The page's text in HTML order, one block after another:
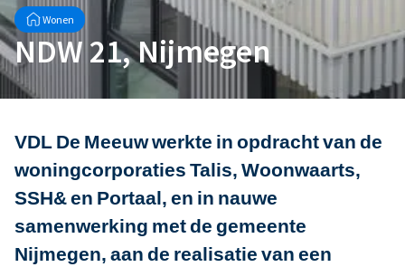
Wonen
NDW 21, Nijmegen
VDL De Meeuw werkte in opdracht van de
woningcorporaties Talis, Woonwaarts,
SSH& en Portaal, en in nauwe
samenwerking met de gemeente
Nijmegen, aan de realisatie van een